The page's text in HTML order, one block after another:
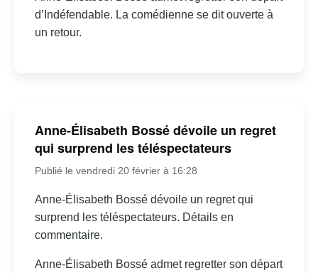
d’Indéfendable. La comédienne se dit ouverte à
un retour.
Anne-Élisabeth Bossé dévoile un regret
qui surprend les téléspectateurs
Publié le vendredi 20 février à 16:28
Anne-Élisabeth Bossé dévoile un regret qui
surprend les téléspectateurs. Détails en
commentaire.
Anne-Élisabeth Bossé admet regretter son départ